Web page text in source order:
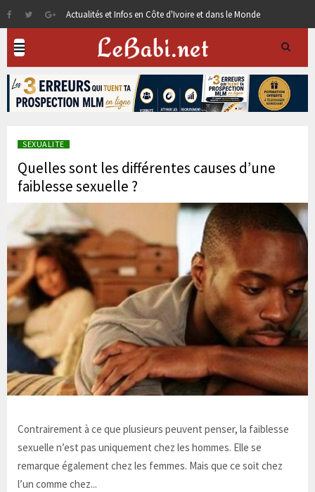
Actualités et Infos en Côte d'Ivoire et dans le Monde
SEXUALITE
Quelles sont les différentes causes d’une
faiblesse sexuelle ?
Contrairement à ce que plusieurs peuvent penser, la faiblesse
sexuelle n’est pas uniquement chez les hommes. Elle se
remarque également chez les femmes. Mais que ce soit chez
l’un comme chez...